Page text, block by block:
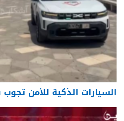
السيارات الذكية للأمن